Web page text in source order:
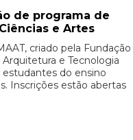
de programa de
e Artes
criado pela Fundação
e Tecnologia
estudantes do ensino
Inscrições estão abertas